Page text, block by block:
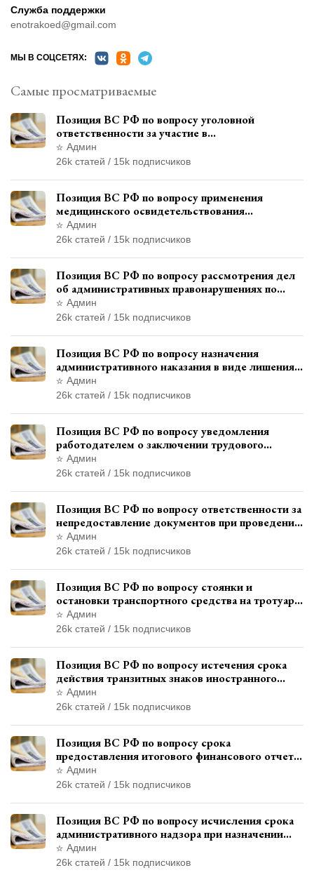
Служба поддержки
enotrakoed@gmail.com
МЫ В СОЦСЕТЯХ:
Самые просматриваемые
Позиция ВС РФ по вопросу уголовной
ответственности за участие в
террористической организации до
официального признания
Админ
26k статей / 15k подписчиков
Позиция ВС РФ по вопросу применения
медицинского освидетельствования
военнослужащих при увольнении с военной
службы
Админ
26k статей / 15k подписчиков
Позиция ВС РФ по вопросу рассмотрения дел
об административных правонарушениях по
месту жительства и сроков давности
привлечения к ответственности
Админ
26k статей / 15k подписчиков
Позиция ВС РФ по вопросу назначения
административного наказания в виде лишения
права управления транспортными средствами
Админ
26k статей / 15k подписчиков
Позиция ВС РФ по вопросу уведомления
работодателем о заключении трудового
договора с бывшим государственным
служащим
Админ
26k статей / 15k подписчиков
Позиция ВС РФ по вопросу ответственности за
непредоставление документов при проведении
контроля и надзора
Админ
26k статей / 15k подписчиков
Позиция ВС РФ по вопросу стоянки и
остановки транспортного средства на тротуаре
и квалификации административного
правонарушения
Админ
26k статей / 15k подписчиков
Позиция ВС РФ по вопросу истечения срока
действия транзитных знаков иностранного
государства и отсутствия состава
административного правонарушения
Админ
26k статей / 15k подписчиков
Позиция ВС РФ по вопросу срока
предоставления итогового финансового отчета
кандидатом в соответствии с
законодательством о выборах
Админ
26k статей / 15k подписчиков
Позиция ВС РФ по вопросу исчисления срока
административного надзора при назначении
дополнительного наказания, отличного от
ограничения свободы
Админ
26k статей / 15k подписчиков